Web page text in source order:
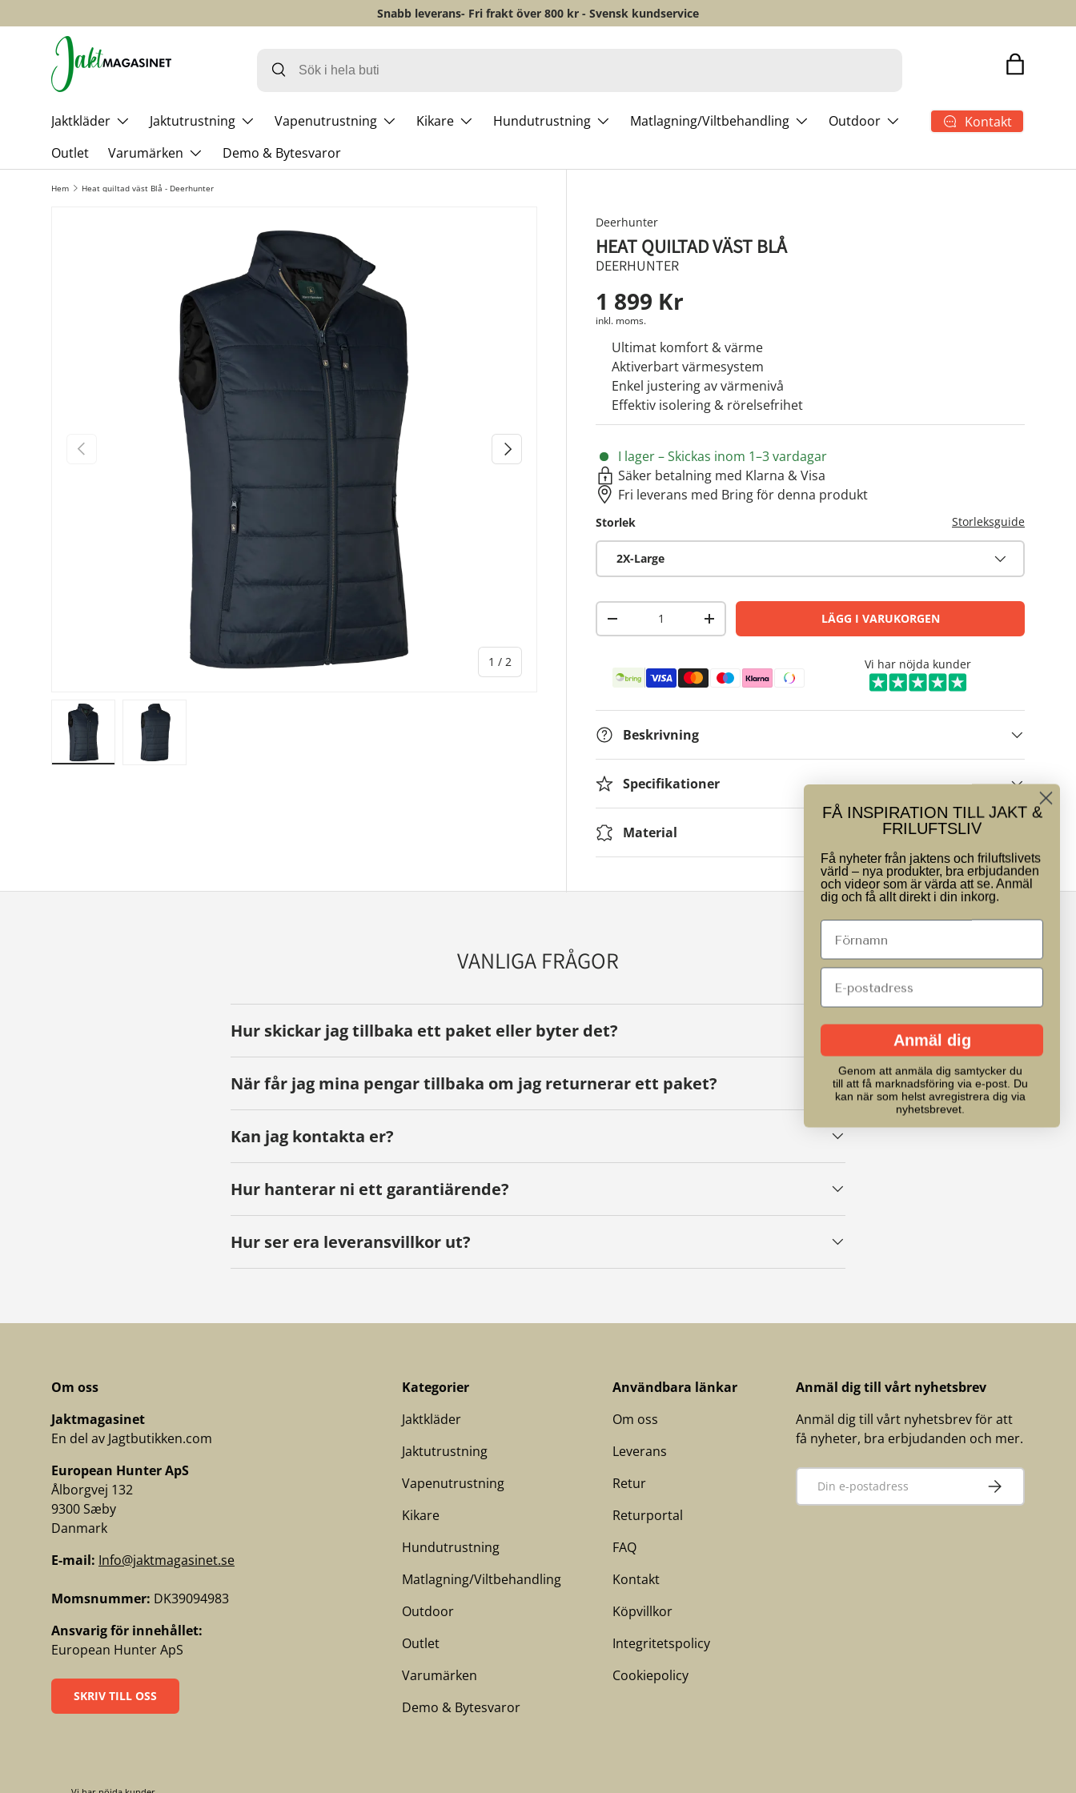
HOPPA TILL INNEHÅLL
Snabb leverans- Fri frakt över 800 kr - Svensk kundservice
Jaktkläder Jaktutrustning Vapenutrustning Kikare Hundutrustning Matlagning/Viltbehandling
Outdoor
Outlet
Varumärken Demo & Bytesvaror
Kontakt
Hem Heat quiltad väst Blå - Deerhunter
FÖREGÅENDE
1 /av
2
NÄSTA
Deerhunter
HEAT QUILTAD VÄST BLÅ
DEERHUNTER
1 899 Kr
inkl. moms.
Ultimat komfort & värme
Aktiverbart värmesystem
Enkel justering av värmenivå
Effektiv isolering & rörelsefrihet
I lager – Skickas inom 1–3 vardagar
Säker betalning med Klarna & Visa
Fri leverans med Bring för denna produkt
Storlek Storleksguide
2X-Large
Antal
-
+ LÄGG I VARUKORGEN
Betalningsmetoder Vi har nöjda kunder
Beskrivning
Specifikationer
Material
VANLIGA FRÅGOR
Hur skickar jag tillbaka ett paket eller byter det?
När får jag mina pengar tillbaka om jag returnerar ett paket?
Kan jag kontakta er?
Hur hanterar ni ett garantiärende?
Hur ser era leveransvillkor ut?
Om oss
Jaktmagasinet
En del av Jagtbutikken.com
European Hunter ApS
Ålborgvej 132
9300 Sæby
Danmark
E-mail: Info@jaktmagasinet.se
Momsnummer: DK39094983
Ansvarig för innehållet:
European Hunter ApS
SKRIV TILL OSS
Kategorier
Jaktkläder
Jaktutrustning
Vapenutrustning
Kikare
Hundutrustning
Matlagning/Viltbehandling
Outdoor
Outlet
Varumärken
Demo & Bytesvaror
Användbara länkar
Om oss
Leverans
Retur
Returportal
FAQ
Kontakt
Köpvillkor
Integritetspolicy
Cookiepolicy
Anmäl dig till vårt nyhetsbrev
Anmäl dig till vårt nyhetsbrev för att
få nyheter, bra erbjudanden och mer.
PRENUMERERA
FÅ INSPIRATION TILL JAKT &
FRILUFTSLIV
Få nyheter från jaktens och friluftslivets
värld – nya produkter, bra erbjudanden
och videor som är värda att se. Anmäl
dig och få allt direkt i din inkorg.
Anmäl dig
Genom att anmäla dig samtycker du
till att få marknadsföring via e-post. Du
kan när som helst avregistrera dig via
nyhetsbrevet.